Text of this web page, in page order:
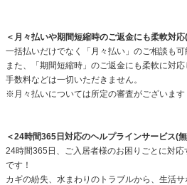
＜月々払いや期間短縮時のご返金にも柔軟対応
一括払いだけでなく「月々払い」のご相談も可
また、「期間短縮時」のご返金にも柔軟に対応
手数料などは一切いただきません。
※月々払いについては所定の審査がございます
＜24時間365日対応のヘルプラインサービス(
24時間365日、ご入居者様のお困りごとに対
です！
カギの紛失、水まわりのトラブルから、生活